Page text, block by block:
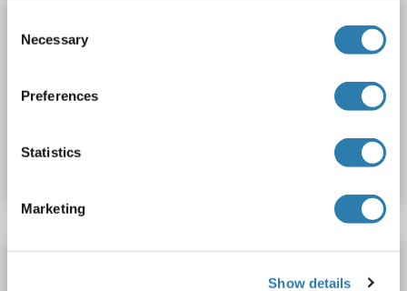
Selection
Necessary
Preferences
Statistics
Marketing
Show details
WDR37 Reaktivität: Human
ELISA, WB, IHC, FACS
Datenblatt